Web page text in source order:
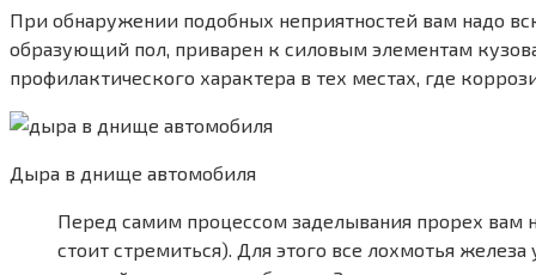
При обнаружении подобных неприятностей вам надо
образующий пол, приварен к силовым элементам
профилактического характера в тех местах, где
Дыра в днище автомобиля
Перед самим процессом заделывания прорех вам
стоит стремиться). Для этого все лохмотья